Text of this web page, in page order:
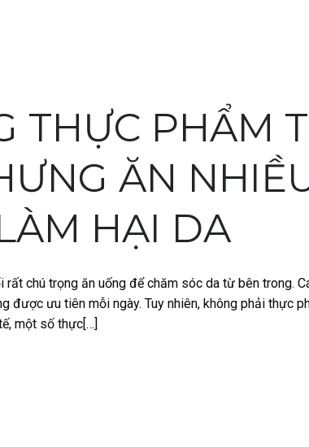
THỰC PHẨM
ĂN
HẠI DA
rất chú trọng ăn uống để chăm sóc da từ bên trong.
được ưu tiên mỗi ngày. Tuy nhiên, không phải thực
một số thực[…]